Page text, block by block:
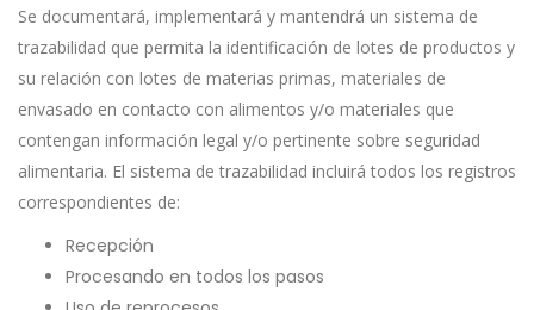
Se documentará, implementará y mantendrá un sistema de
trazabilidad que permita la identificación de lotes de productos y
su relación con lotes de materias primas, materiales de
envasado en contacto con alimentos y/o materiales que
contengan información legal y/o pertinente sobre seguridad
alimentaria. El sistema de trazabilidad incluirá todos los registros
correspondientes de:
Recepción
Procesando en todos los pasos